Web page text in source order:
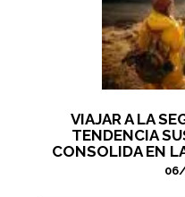
VIAJAR A LA
TENDENCIA
CONSOLIDA EN